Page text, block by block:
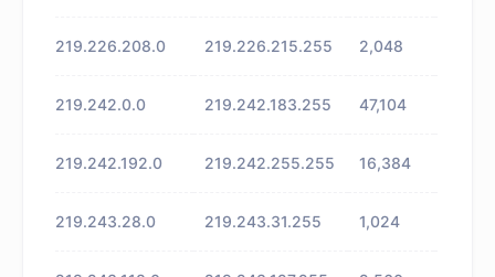
219.226.208.0 219.226.215.255 2,048
219.242.0.0 219.242.183.255 47,104
219.242.192.0 219.242.255.255 16,384
219.243.28.0 219.243.31.255 1,024